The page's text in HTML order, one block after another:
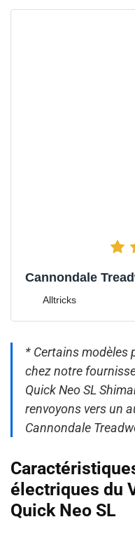
Cannondale
Alltricks
* Certains modèles
chez notre
Quick Neo SL
renvoyons vers un
Cannondale
électriques du
Quick Neo SL